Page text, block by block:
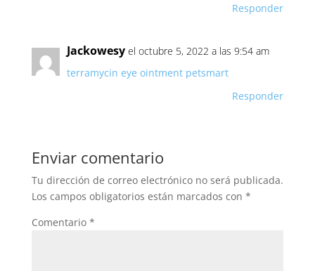
Responder
Jackowesy el octubre 5, 2022 a las 9:54 am
terramycin eye ointment petsmart
Responder
Enviar comentario
Tu dirección de correo electrónico no será publicada.
Los campos obligatorios están marcados con *
Comentario *